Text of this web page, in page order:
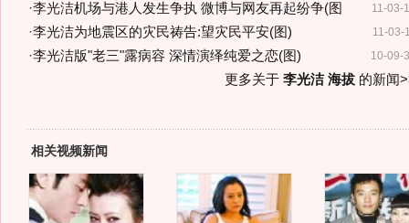
11-03-
·李光洁机场与港人发生争执 微博与网友再起纷争(图
11-03-
·李光洁为地震区的灾民祷告:望灾民平安(图)
10-09-
·李光洁版"老三"露病容 深情演绎纯爱之恋(图)
更多关于 李光洁 海拔的新闻
相关视频新闻